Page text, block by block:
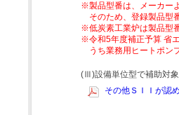
※製品型番は、メーカー
そのため、登録製品型
※低炭素工業炉は製品型
※令和5年度補正予算 省
うち業務用ヒートポン
(Ⅲ)設備単位型で補助対
その他ＳＩＩが認